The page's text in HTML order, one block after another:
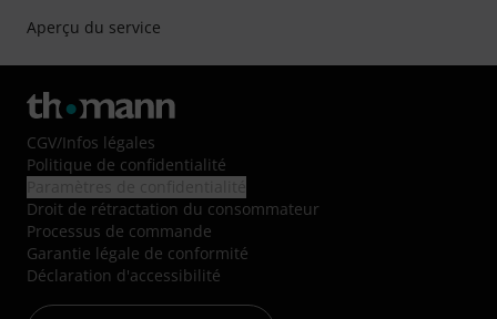
Aperçu du service
CGV/Infos légales
Politique de confidentialité
Droit de rétractation du consommateur
Processus de commande
Garantie légale de conformité
Déclaration d'accessibilité